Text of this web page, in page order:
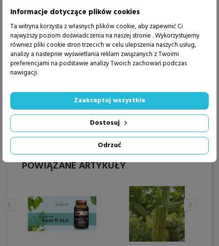
Opakowanie
60 kapsułek
Producent
Doctor Life Sp. z o.o.
26-425 Odrzywół
POWIĄZANE ARTYKUŁY
Informacje dotyczące plików cookies
Ta witryna korzysta z własnych plików cookie, aby zapewnić Ci
najwyższy poziom doświadczenia na naszej stronie . Wykorzystujemy
również pliki cookie stron trzecich w celu ulepszenia naszych usług,
analizy a nastepnie wyświetlania reklam związanych z Twoimi
preferencjami na podstawie analizy Twoich zachowań podczas
nawigacji.
Odrzuć
Dostosuj
Zaakceptuj wszystkie